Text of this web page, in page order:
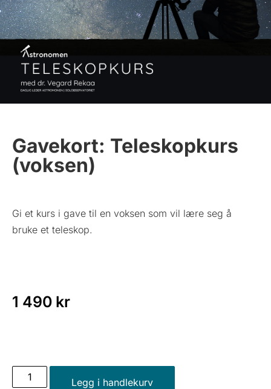
Gavekort: Teleskopkurs
(voksen)
Gi et kurs i gave til en voksen som vil lære seg å
bruke et teleskop.
1 490 kr
Legg i handlekurv